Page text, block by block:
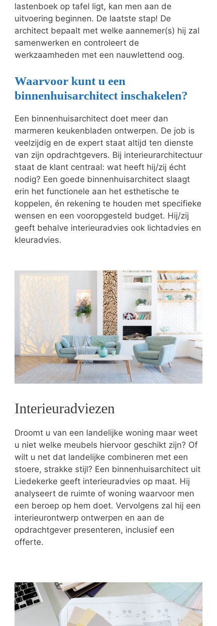
lastenboek op tafel ligt, kan men aan de
uitvoering beginnen. De laatste stap! De
architect bepaalt met welke aannemer(s) hij zal
samenwerken en controleert de
werkzaamheden met een nauwlettend oog.
Waarvoor kunt u een
binnenhuisarchitect inschakelen?
Een binnenhuisarchitect doet meer dan
marmeren keukenbladen ontwerpen. De job is
veelzijdig en de expert staat altijd ten dienste
van zijn opdrachtgevers. Bij interieurarchitectuur
staat de klant centraal: wat heeft hij/zij écht
nodig? Een goede binnenhuisarchitect slaagt
erin het functionele aan het esthetische te
koppelen, én rekening te houden met specifieke
wensen en een vooropgesteld budget. Hij/zij
geeft behalve interieuradvies ook lichtadvies en
kleuradvies.
Interieuradviezen
Droomt u van een landelijke woning maar weet
u niet welke meubels hiervoor geschikt zijn? Of
wilt u net dat landelijke combineren met een
stoere, strakke stijl? Een binnenhuisarchitect uit
Liedekerke geeft interieuradvies op maat. Hij
analyseert de ruimte of woning waarvoor men
een beroep op hem doet. Vervolgens zal hij een
interieurontwerp ontwerpen en aan de
opdrachtgever presenteren, inclusief een
offerte.